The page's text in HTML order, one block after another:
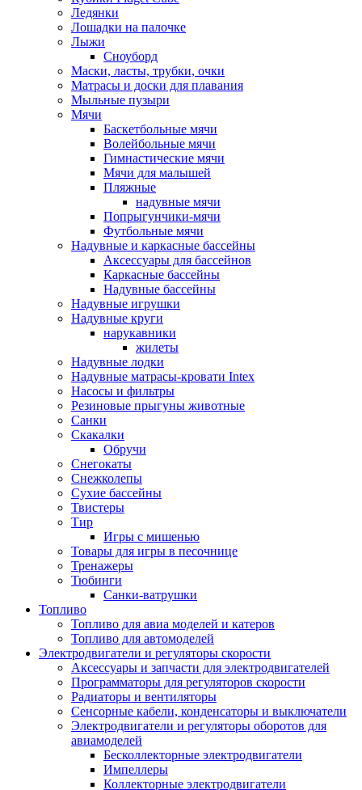
Ледянки
Лошадки на палочке
Лыжи
Сноуборд
Маски, ласты, трубки, очки
Матрасы и доски для плавания
Мыльные пузыри
Мячи
Баскетбольные мячи
Волейбольные мячи
Гимнастические мячи
Мячи для малышей
Пляжные
надувные мячи
Попрыгунчики-мячи
Футбольные мячи
Надувные и каркасные бассейны
Аксессуары для бассейнов
Каркасные бассейны
Надувные бассейны
Надувные игрушки
Надувные круги
нарукавники
жилеты
Надувные лодки
Надувные матрасы-кровати Intex
Насосы и фильтры
Резиновые прыгуны животные
Санки
Скакалки
Обручи
Снегокаты
Снежколепы
Сухие бассейны
Твистеры
Тир
Игры с мишенью
Товары для игры в песочнице
Тренажеры
Тюбинги
Санки-ватрушки
Топливо
Топливо для авиа моделей и катеров
Топливо для автомоделей
Электродвигатели и регуляторы скорости
Аксессуары и запчасти для электродвигателей
Программаторы для регуляторов скорости
Радиаторы и вентиляторы
Сенсорные кабели, конденсаторы и выключатели
Электродвигатели и регуляторы оборотов для
авиамоделей
Бесколлекторные электродвигатели
Импеллеры
Коллекторные электродвигатели